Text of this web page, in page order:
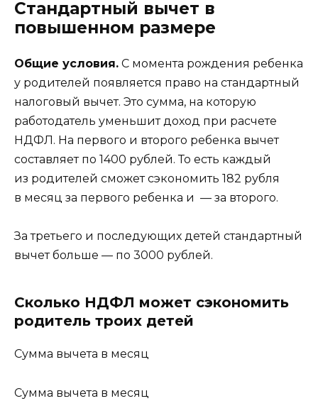
Стандартный вычет в
повышенном размере
Общие условия. С момента рождения ребенка
у родителей появляется право на стандартный
налоговый вычет. Это сумма, на которую
работодатель уменьшит доход при расчете
НДФЛ. На первого и второго ребенка вычет
составляет по 1400 рублей. То есть каждый
из родителей сможет сэкономить 182 рубля
в месяц за первого ребенка и — за второго.
За третьего и последующих детей стандартный
вычет больше — по 3000 рублей.
Сколько НДФЛ может сэкономить
родитель троих детей
Сумма вычета в месяц
Сумма вычета в месяц